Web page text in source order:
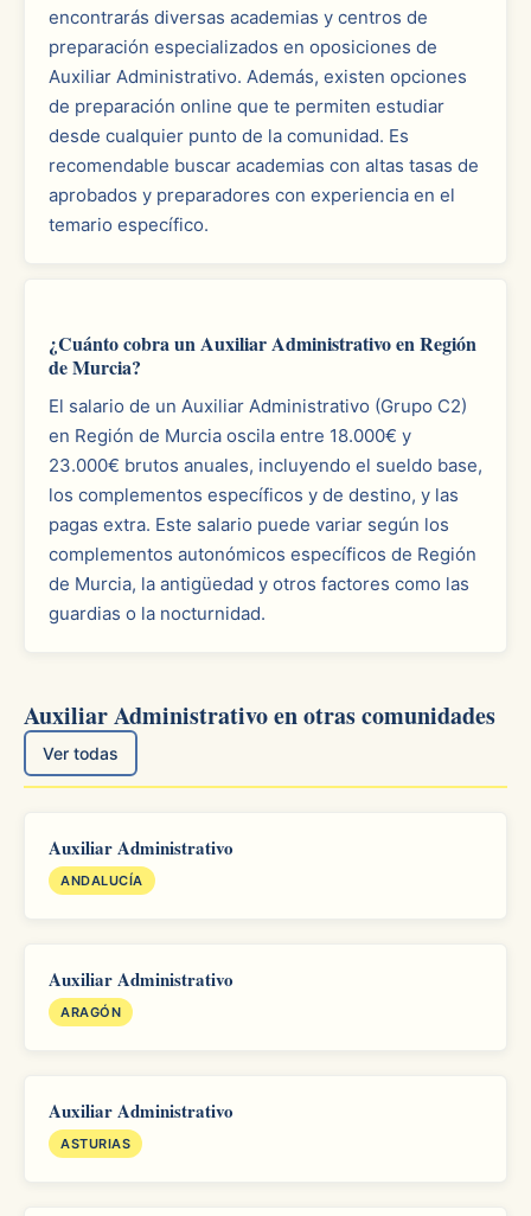
encontrarás diversas academias y centros de
preparación especializados en oposiciones de
Auxiliar Administrativo. Además, existen opciones
de preparación online que te permiten estudiar
desde cualquier punto de la comunidad. Es
recomendable buscar academias con altas tasas de
aprobados y preparadores con experiencia en el
temario específico.
¿Cuánto cobra un Auxiliar Administrativo en Región
de Murcia?
El salario de un Auxiliar Administrativo (Grupo C2)
en Región de Murcia oscila entre 18.000€ y
23.000€ brutos anuales, incluyendo el sueldo base,
los complementos específicos y de destino, y las
pagas extra. Este salario puede variar según los
complementos autonómicos específicos de Región
de Murcia, la antigüedad y otros factores como las
guardias o la nocturnidad.
Auxiliar Administrativo en otras comunidades
Ver todas
Auxiliar Administrativo
ANDALUCÍA
Auxiliar Administrativo
ARAGÓN
Auxiliar Administrativo
ASTURIAS